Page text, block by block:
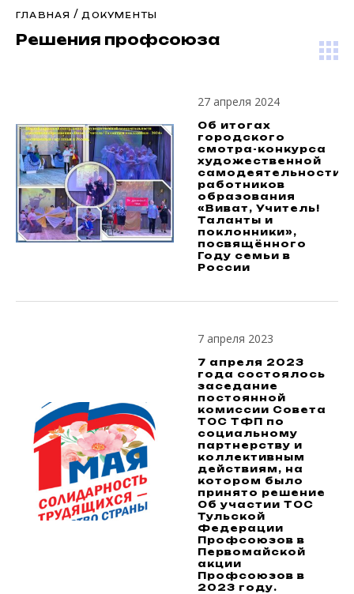
ГЛАВНАЯ /ДОКУМЕНТЫ
Решения профсоюза
27 апреля 2024
Об итогах
городского
смотра-конкурса
художественной
самодеятельности
работников
образования
«Виват, Учитель!
Таланты и
поклонники»,
посвящённого
Году семьи в
России
7 апреля 2023
7 апреля 2023
года состоялось
заседание
постоянной
комиссии Совета
ТОС ТФП по
социальному
партнерству и
коллективным
действиям, на
котором было
принято решение
Об участии ТОС
Тульской
Федерации
Профсоюзов в
Первомайской
акции
Профсоюзов в
2023 году.